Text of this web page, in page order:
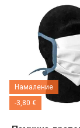
Намаление
-3,80 €